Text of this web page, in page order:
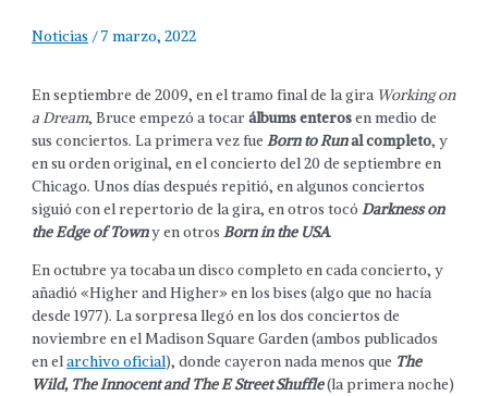
Noticias /7 marzo, 2022
En septiembre de 2009, en el tramo final de la gira Working on
a Dream, Bruce empezó a tocarálbums enterosen medio de
sus conciertos. La primera vez fueBorn to Runal completo, y
en su orden original, en el concierto del 20 de septiembre en
Chicago. Unos días después repitió, en algunos conciertos
siguió con el repertorio de la gira, en otros tocóDarkness on
the Edge of Towny en otrosBorn in the USA.
En octubre ya tocaba un disco completo en cada concierto, y
añadió «Higher and Higher» en los bises (algo que no hacía
desde 1977). La sorpresa llegó en los dos conciertos de
noviembre en el Madison Square Garden (ambos publicados
en elarchivo oficial), donde cayeron nada menos que The
Wild, The Innocent and The E Street Shuffle(la primera noche)